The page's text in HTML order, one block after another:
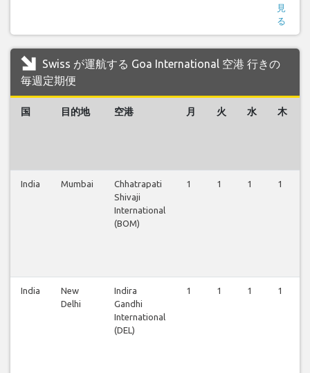
見
る
Swiss が運航する Goa International 空港 行きの
毎週定期便
国 目的地 空港 月 火 水 木
India Mumbai
Chhatrapati
Shivaji
International
(BOM)
1 1 1 1
India
New
Delhi
Indira
Gandhi
International
(DEL)
1 1 1 1